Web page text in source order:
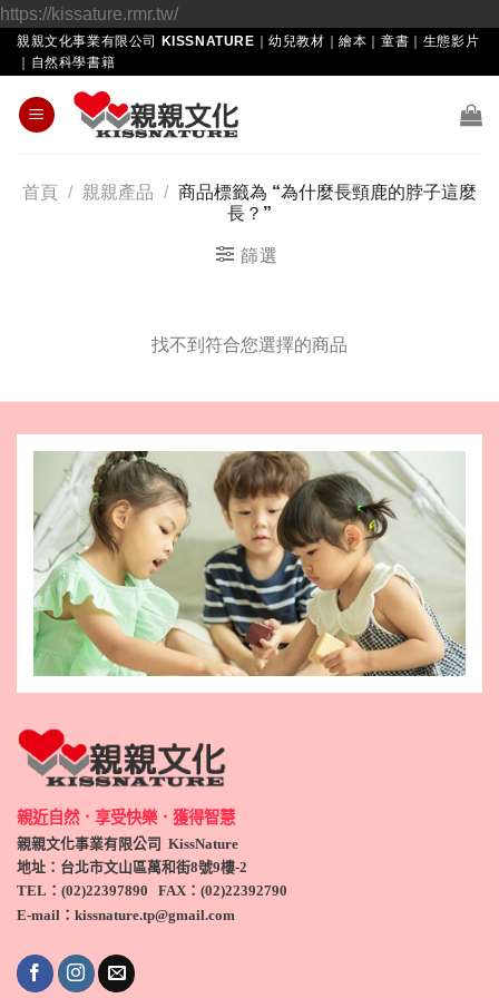
https://kissature.rmr.tw/Skip
to
親親文化事業有限公司 KISSNATURE｜幼兒教材｜繪本｜童書｜生態影片
｜自然科學書籍
首頁 / 親親產品 / 商品標籤為 “為什麼長頸鹿的脖子這麼
長？”
篩選
找不到符合您選擇的商品
親近自然．享受快樂．獲得智慧
親親文化事業有限公司 KissNature
地址：台北市文山區萬和街8號9樓-2
TEL ：(02)22397890 FAX：(02)22392790
E-mail：kissnature.tp@gmail.com